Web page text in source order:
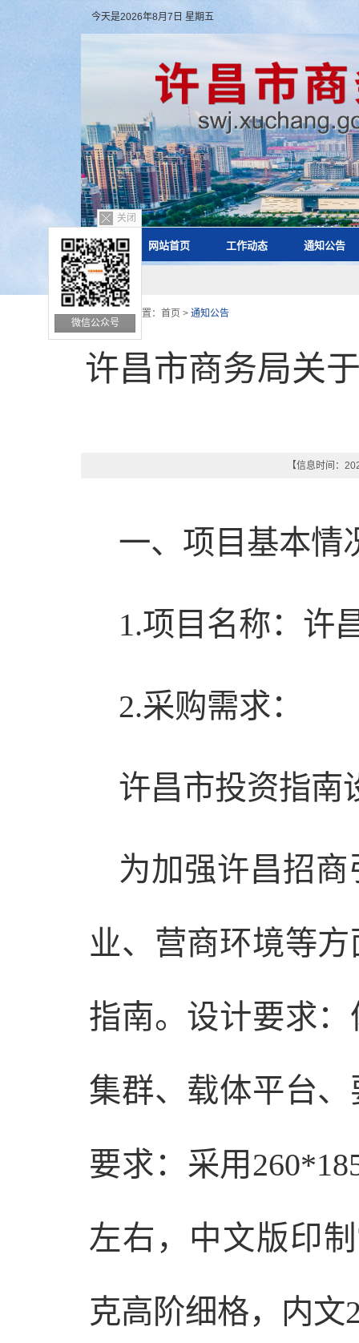
今天是2026年8月7日 星期五
网站首页 工作动态 通知公告
关闭
微信公众号
您的位置： 首页 > 通知公告
许昌市商务局关
【信息时间：
一、项目基本情
1.项目名称：许
2.采购需求：
许昌市投资指南
为加强许昌招
业、营商环境等
指南。设计要求
集群、载体平台
要求：采用
左右，中文版印
克高阶细格，内文